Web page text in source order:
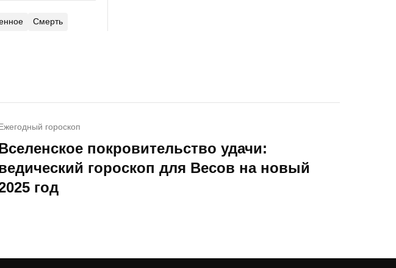
Смерть
гороскоп
покровительство удачи:
гороскоп для Весов на новый
год